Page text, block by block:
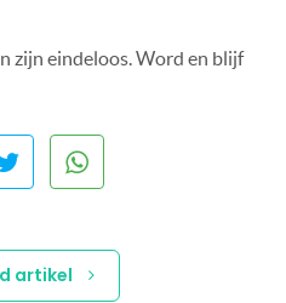
zijn eindeloos. Word en blijf
artikel